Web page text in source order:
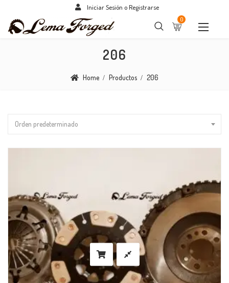
Iniciar Sesión o Registrarse
0
206
Home Productos 206
Orden predeterminado